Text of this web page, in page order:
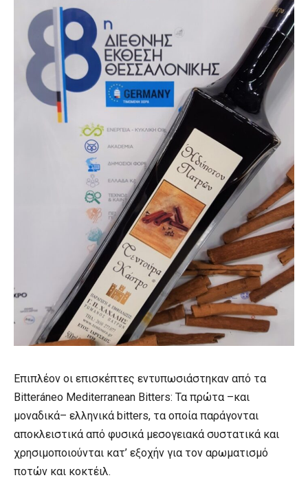
Επιπλέον οι επισκέπτες εντυπωσιάστηκαν από τα
Bitteráneo Mediterranean Bitters: Τα πρώτα –και
μοναδικά– ελληνικά bitters, τα οποία παράγονται
αποκλειστικά από φυσικά μεσογειακά συστατικά και
χρησιμοποιούνται κατ’ εξοχήν για τον αρωματισμό
ποτών και κοκτέιλ.